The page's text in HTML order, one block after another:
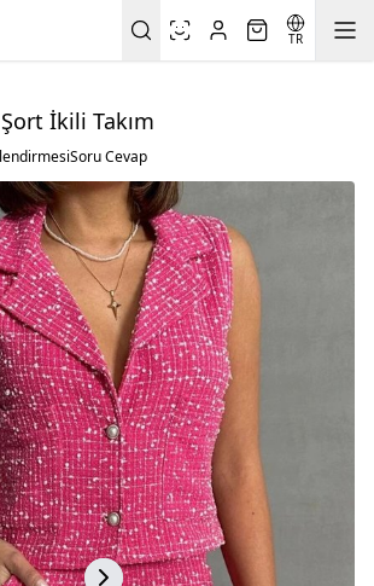
TR
İkili Takım
Soru Cevap